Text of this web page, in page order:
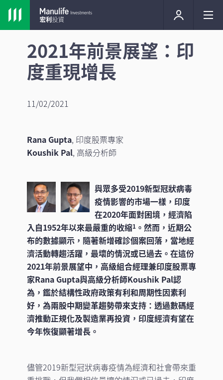
2021年前景展望：印
度重現增長
11/02/2021
Rana Gupta, 印度股票專家
Koushik Pal, 高級分析師
與眾多受2019新型冠狀病毒
疫情影響的市場一樣，印度
在2020年面對困境，經濟陷
入自1952年以來最嚴重的收縮1。然而，近期公
布的數據顯示，隨著新增確診個案回落，當地經
濟活動轉趨活躍，最壞的情況或已過去。在這份
2021年前景展望中，高級組合經理兼印度股票專
家Rana Gupta與高級分析師Koushik Pal認
為，鑑於結構性政府政策有利和周期性因素利
好，為兩股中期變革趨勢帶來支持：透過數碼經
濟推動正規化及製造業再投資，印度經濟有望在
今年恢復顯著增長。
儘管2019新型冠狀病毒疫情為經濟和社會帶來重